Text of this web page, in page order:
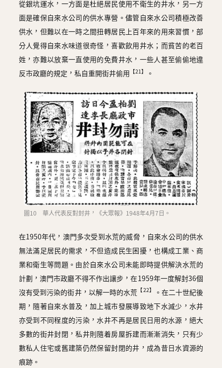
從銀坑運水，一方面是杜絕居民使用不衛生的井水，另一方
面是確保自來水公司的供水專營。儘管自來水公司積極改善
供水，但難以在一時之間扭轉居民上百年來的用來習慣，部
分人覺得自來水味道很奇怪，喜歡飲用井水；而貧苦的老百
姓，亦難以放棄一直使用的免費井水，一些人甚至偷偷地違
反市政廳的規定，私自重開街井偷用
【21】 。
圖10 華人代表反對封井，《大眾報》1948年4月7日。
在1950年代，澳門多次受到水荒的威脅，自來水公司的供水
無法滿足居民的需求，不但造成民生困擾，也構成工業、商
業和衛生等問題。由於自來水公司未能即時提供解決水荒的
計劃，澳門市政廳不得不作出讓步，在1959年一度解封36個
沒有受到污染的街井，以解一時的水荒 【22】
。在二十世紀後
期，隨著自來水普及，加上城市發展導致地下水減少，水井
亦受到不同程度的污染，水井不再是居民日用的水源，絕大
多數的街井封閉，私井則隨着房屋拆建而漸漸消失，只有少
數私人住宅或舊建築仍然保留封閉的井，成為昔日水資源的
痕跡。